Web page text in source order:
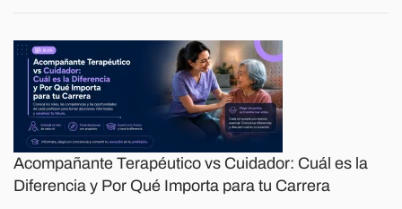
Acompañante Terapéutico vs Cuidador: Cuál es la
Diferencia y Por Qué Importa para tu Carrera